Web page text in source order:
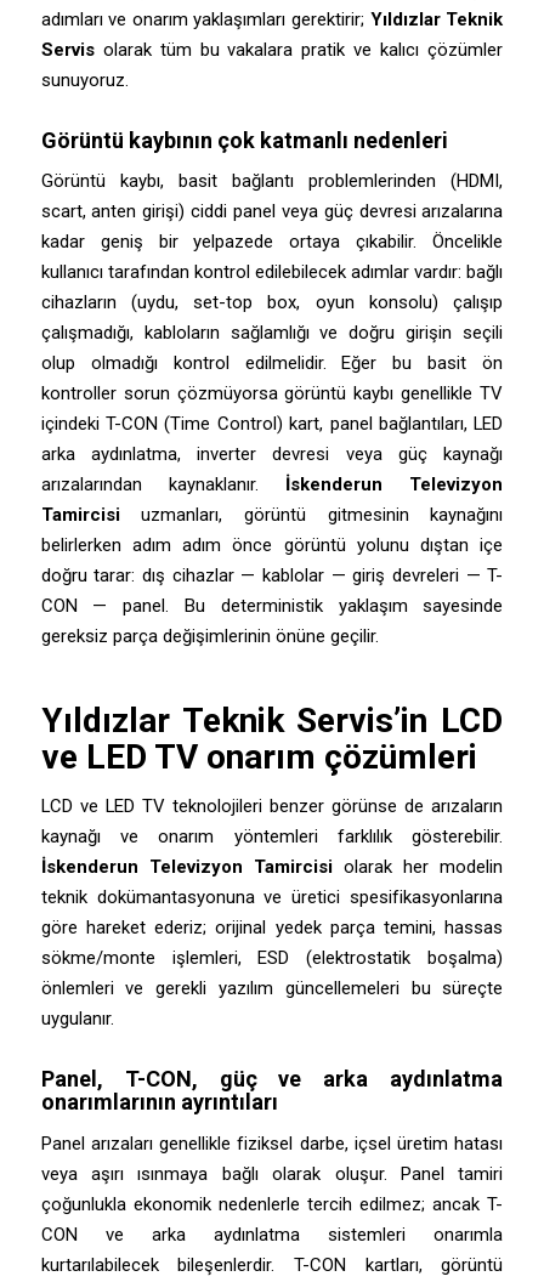
adımları ve onarım yaklaşımları gerektirir; Yıldızlar Teknik
Servisolarak tüm bu vakalara pratik ve kalıcı çözümler
sunuyoruz.
Görüntü kaybının çok katmanlı nedenleri
Görüntü kaybı, basit bağlantı problemlerinden (HDMI,
scart, anten girişi) ciddi panel veya güç devresi arızalarına
kadar geniş bir yelpazede ortaya çıkabilir. Öncelikle
kullanıcı tarafından kontrol edilebilecek adımlar vardır: bağlı
cihazların (uydu, set-top box, oyun konsolu) çalışıp
çalışmadığı, kabloların sağlamlığı ve doğru girişin seçili
olup olmadığı kontrol edilmelidir. Eğer bu basit ön
kontroller sorun çözmüyorsa görüntü kaybı genellikle TV
içindeki T-CON (Time Control) kart, panel bağlantıları, LED
arka aydınlatma, inverter devresi veya güç kaynağı
arızalarından kaynaklanır. İskenderun Televizyon
Tamircisiuzmanları, görüntü gitmesinin kaynağını
belirlerken adım adım önce görüntü yolunu dıştan içe
doğru tarar: dış cihazlar — kablolar — giriş devreleri — T-
CON — panel. Bu deterministik yaklaşım sayesinde
gereksiz parça değişimlerinin önüne geçilir.
Yıldızlar Teknik Servis’in LCD
ve LED TV onarım çözümleri
LCD ve LED TV teknolojileri benzer görünse de arızaların
kaynağı ve onarım yöntemleri farklılık gösterebilir.
İskenderun Televizyon Tamircisiolarak her modelin
teknik dokümantasyonuna ve üretici spesifikasyonlarına
göre hareket ederiz; orijinal yedek parça temini, hassas
sökme/monte işlemleri, ESD (elektrostatik boşalma)
önlemleri ve gerekli yazılım güncellemeleri bu süreçte
uygulanır.
Panel, T-CON, güç ve arka aydınlatma
onarımlarının ayrıntıları
Panel arızaları genellikle fiziksel darbe, içsel üretim hatası
veya aşırı ısınmaya bağlı olarak oluşur. Panel tamiri
çoğunlukla ekonomik nedenlerle tercih edilmez; ancak T-
CON ve arka aydınlatma sistemleri onarımla
kurtarılabilecek bileşenlerdir. T-CON kartları, görüntü